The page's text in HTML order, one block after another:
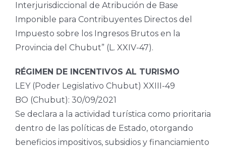
Interjurisdiccional de Atribución de Base
Imponible para Contribuyentes Directos del
Impuesto sobre los Ingresos Brutos en la
Provincia del Chubut” (L. XXIV-47).
RÉGIMEN DE INCENTIVOS AL TURISMO
LEY (Poder Legislativo Chubut) XXIII-49
BO (Chubut): 30/09/2021
Se declara a la actividad turística como prioritaria
dentro de las políticas de Estado, otorgando
beneficios impositivos, subsidios y financiamiento